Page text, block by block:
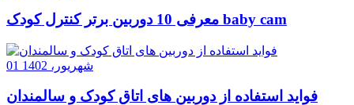
معرفی 10 دوربین برتر کنترل کودک baby cam
01 شهریور، 1402
فواید استفاده از دوربین های اتاق کودک و سالمندان